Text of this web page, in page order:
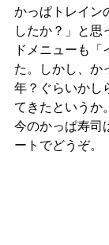
かっぱトレイン
したか？」と思
ドメニューも「
た。しかし、か
年？ぐらいかし
てきたというか。
今のかっぱ寿司
ートでどうぞ。